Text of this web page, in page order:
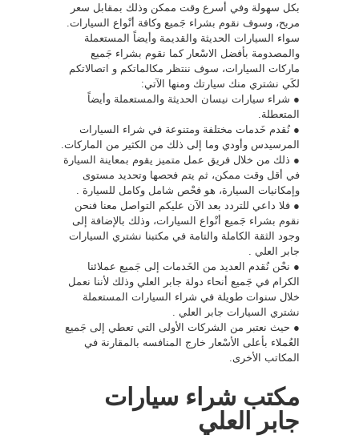
بكل سهولة وفي أسرع وقت ممكن وذلك بمقابل سعر
مربح، وسوف نقوم بشراء جَميع وكافة أنْواع السيارات.
سواء السيارات الحديثة والقديمة وأيضاً المستعملة
والمصدومة بأفضل الاسْعار كما نقوم بشراء جَميع
ماركات السيارات، سوف ننتظر مكالماتكم و اتصالاتكم
لكَي نشتري منك سيارتك ومنها الآتي:
● شراء سيارات نيسان الحديثة والمستعملة وأيضاً
المتعطلة.
● نُقدم خَدمات مختلفة ومتنوعة في شراء السيارات
المرسيدس وأودي وما إلى ذلك من الكثير من الماركات.
● ذلك من خلال فريق عمل متميز يقوم بمعاينة السيارة
في أقل وقت ممكن، ثم يتم فحصها وتحديد مستوى
وإمكانيات السيارة، هو فحْص شامل وكامل للسيارة .
● فلا داعي للتردد بعد الآن عليكم التواصل معنا فنحن
نقوم بشراء جَميع أنْواع السيارات، وذلك بالإضافة إلى
وجود الثقة الكاملة والتامة في مكتبنا نشتري السيارات
جابر العلي .
● نحْن نُقدم العديد من الخَدمات إلى جَميع عملائنا
الكرام في جَميع أنحاء دولة جابر العلي وذلك لأننا نعمل
خلال سنوات طويلة في شراء السيارات المستعملة
نشتري السيارات جابر العلي .
● حيث نعتبر من الشركات الأولى التي تعطي إلى جَميع
العُملاء بأعلى الأسْعار خارج المنافسه بالمقارنة في
المكاتب الأخرى.
مكتب شراء سيارات
جابر العلي